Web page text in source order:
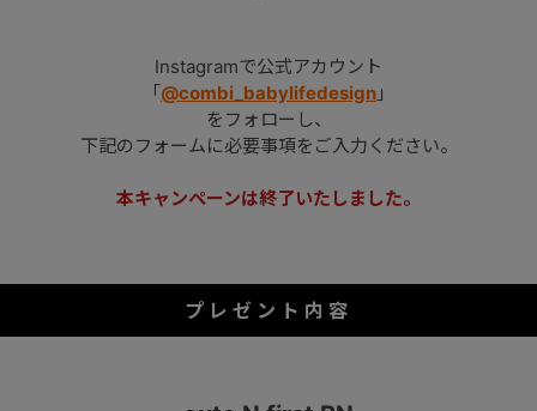
Instagramで公式アカウント
「@combi_babylifedesign 」
をフォローし、
下記のフォームに必要事項をご入力ください。
本キャンペーンは終了いたしました。
プレゼント内容